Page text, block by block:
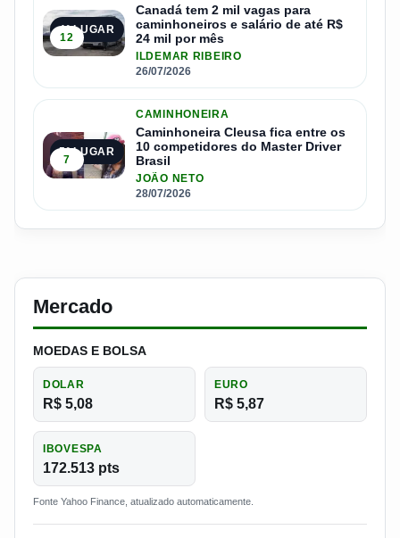
4º LUGAR
12
Canadá tem 2 mil vagas para
caminhoneiros e salário de até R$
24 mil por mês
ILDEMAR RIBEIRO
26/07/2026
5º LUGAR
7
CAMINHONEIRA
Caminhoneira Cleusa fica entre os
10 competidores do Master Driver
Brasil
JOÃO NETO
28/07/2026
Mercado
MOEDAS E BOLSA
DOLAR
R$ 5,08
EURO
R$ 5,87
IBOVESPA
172.513 pts
Fonte Yahoo Finance, atualizado automaticamente.